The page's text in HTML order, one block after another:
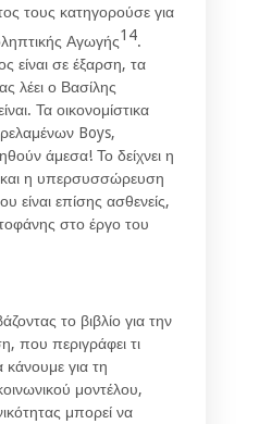
τους κατηγορούσε για
Αγωγής14.
είναι σε έξαρση, τα
λέει ο Βασίλης
Τα οικονομίστικα
Boys,
άμεσα! Το δείχνει η
η υπερσυσσώρευση
είναι επίσης ασθενείς,
στο έργο του
το βιβλίο για την
που περιγράφει τι
κάνουμε για τη
μοντέλου,
μπορεί να